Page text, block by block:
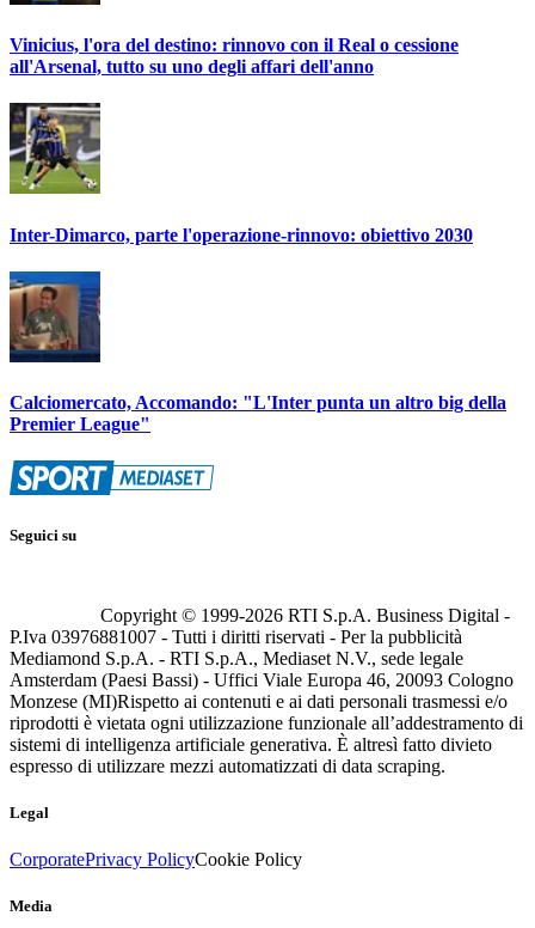
Vinicius, l'ora del destino: rinnovo con il Real o cessione
all'Arsenal, tutto su uno degli affari dell'anno
Inter-Dimarco, parte l'operazione-rinnovo: obiettivo 2030
Calciomercato, Accomando: "L'Inter punta un altro big della
Premier League"
Seguici su
Copyright © 1999-2026 RTI S.p.A. Business Digital -
P.Iva 03976881007 - Tutti i diritti riservati - Per la pubblicità
Mediamond S.p.A. - RTI S.p.A., Mediaset N.V., sede legale
Amsterdam (Paesi Bassi) - Uffici Viale Europa 46, 20093 Cologno
Monzese (MI)Rispetto ai contenuti e ai dati personali trasmessi e/o
riprodotti è vietata ogni utilizzazione funzionale all’addestramento di
sistemi di intelligenza artificiale generativa. È altresì fatto divieto
espresso di utilizzare mezzi automatizzati di data scraping.
Legal
CorporatePrivacy PolicyCookie Policy
Media